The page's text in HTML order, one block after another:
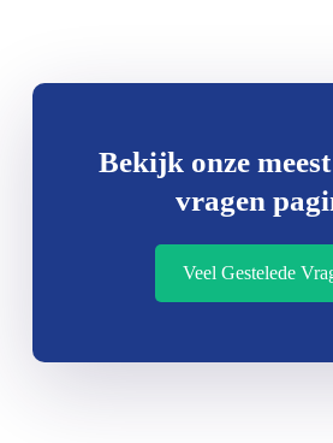
Bekijk onze
vragen
Veel Gestelede